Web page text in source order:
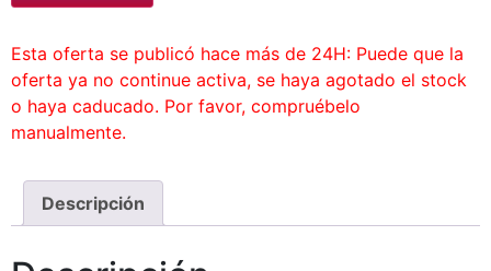
Esta oferta se publicó hace más de 24H: Puede que la
oferta ya no continue activa, se haya agotado el stock
o haya caducado. Por favor, compruébelo
manualmente.
Descripción